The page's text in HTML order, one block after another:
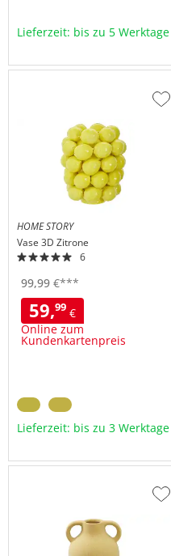
Lieferzeit: bis zu 5 Werktage
HOME STORY
Vase 3D Zitrone
6
99,99 €***
59,99 €
Online zum
Kundenkartenpreis
Zur
Lieferzeit: bis zu 3 Werktage
Zur